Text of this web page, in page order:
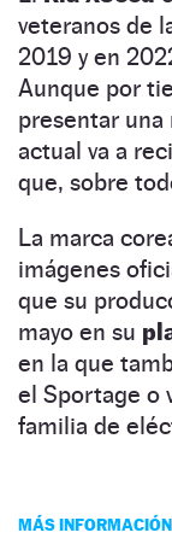
veteranos de
2019 y en
Aunque por
presentar una
actual va a
que, sobre
La marca
imágenes
que su
mayo en su
en la que
el Sportage o
familia de
MÁS INFORMACIÓN